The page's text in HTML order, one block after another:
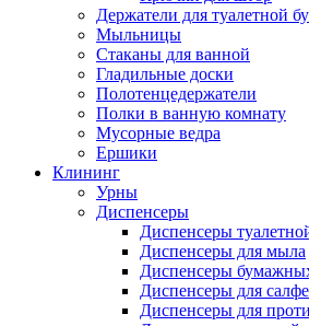
Держатели для туалетной
Мыльницы
Стаканы для ванной
Гладильные доски
Полотенцедержатели
Полки в ванную комнату
Мусорные ведра
Ершики
Клининг
Урны
Диспенсеры
Диспенсеры
Диспенсеры для мыла
Диспенсеры
Диспенсеры для
Диспенсеры для